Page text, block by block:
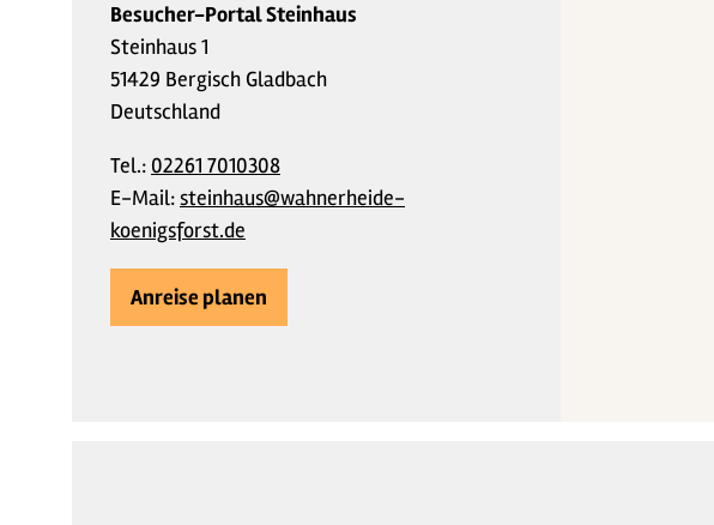
Besucher-Portal Steinhaus
Steinhaus 1
51429 Bergisch Gladbach
Deutschland
Tel.: 02261 7010308
E-Mail:steinhaus@wahnerheide-
koenigsforst.de
Anreise planen